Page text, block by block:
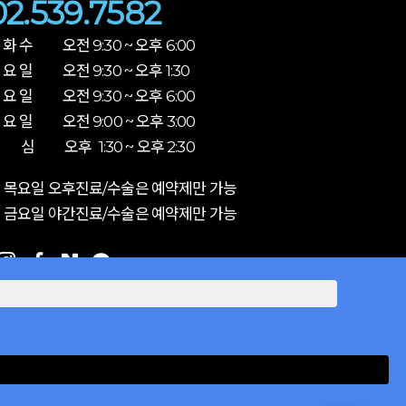
화 수 오전 9:30 ~ 오후 6:00
요 일 오전 9:30 ~ 오후 1:30
요 일 오전 9:30 ~ 오후 6:00
요 일 오전 9:00 ~ 오후 3:00
심 오후 1:30 ~ 오후 2:30
요일 오후진료/수술은 예약제만 가능
요일 야간진료/수술은 예약제만 가능